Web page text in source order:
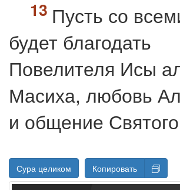
Пусть со
будет благодать
Повелителя Исы
Масиха, любовь
и общение
Сура целиком Копировать